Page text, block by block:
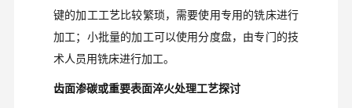
键的加工工艺比较繁琐，需要使用专用的铣床进行
加工；小批量的加工可以使用分度盘，由专门的技
术人员用铣床进行加工。
齿面渗碳或重要表面淬火处理工艺探讨